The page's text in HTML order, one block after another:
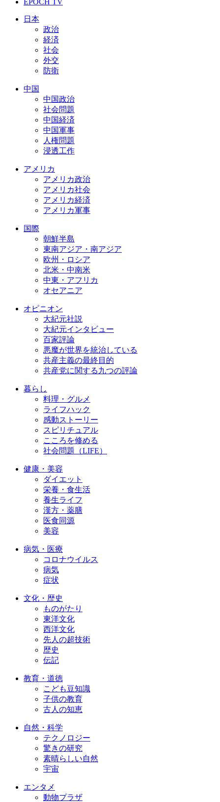
EPOCH TV
日本
政治
経済
社会
外交
防衛
中国
中国政治
社会問題
中国経済
中国軍事
人権問題
浸透工作
アメリカ
アメリカ政治
アメリカ社会
アメリカ経済
アメリカ軍事
国際
朝鮮半島
東南アジア・南アジア
欧州・ロシア
北米・中南米
中東・アフリカ
オセアニア
オピニオン
大紀元社説
大紀元インタビュー
百家評論
悪魔が世界を統治している
共産主義の最終目的
共産党に関する九つの評論
暮らし
料理・グルメ
ライフハック
感動ストーリー
スピリチュアル
こころを修める
社会問題（LIFE）
健康・美容
ダイエット
栄養・食生活
養生ライフ
漢方・薬膳
医食同源
美容
病気・医療
コロナウイルス
病気
症状
文化・歴史
ものがたり
東洋文化
西洋文化
先人の超技術
歴史
伝記
教育・道徳
こども豆知識
子供の教育
古人の知恵
自然・科学
テクノロジー
驚きの研究
素晴らしい自然
宇宙
エンタメ
動物プラザ